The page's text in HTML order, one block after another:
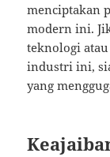
menciptakan
modern ini.
teknologi
industri ini,
yang